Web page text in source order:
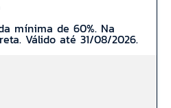
mínima de 60%. Na
Válido até 31/08/2026.